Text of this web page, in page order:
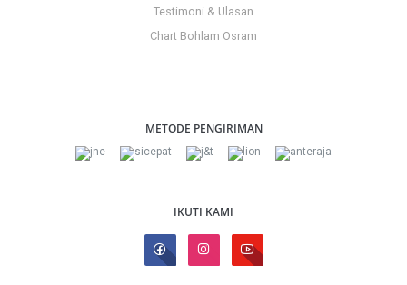
Testimoni & Ulasan
Chart Bohlam Osram
METODE PENGIRIMAN
IKUTI KAMI